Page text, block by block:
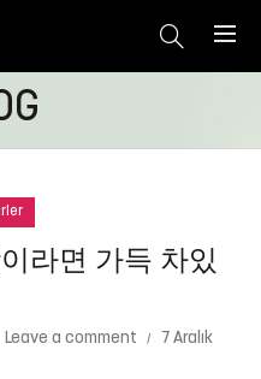
라면 가득 차있
Leave a comment
7 Aralık